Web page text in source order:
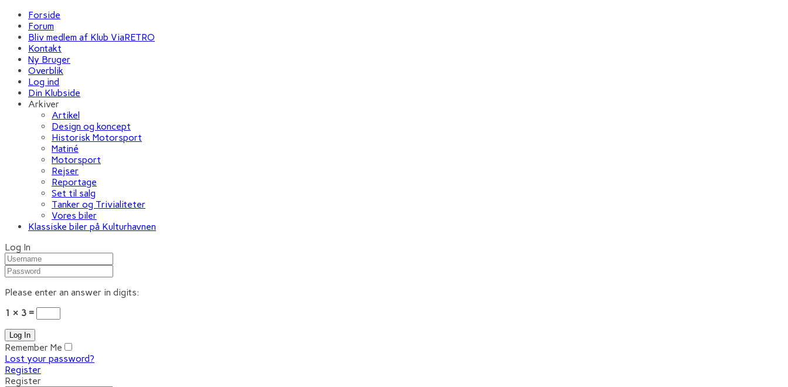
Forside
Forum
Bliv medlem af Klub ViaRETRO
Kontakt
Ny Bruger
Overblik
Log ind
Din Klubside
Arkiver
Artikel
Design og koncept
Historisk Motorsport
Matiné
Motorsport
Rejser
Reportage
Set til salg
Tanker og Trivialiteter
Vores biler
Klassiske biler på Kulturhavnen
Log In
Please enter an answer in digits:
1 × 3 =
Remember Me
Lost your password?
Register
Register